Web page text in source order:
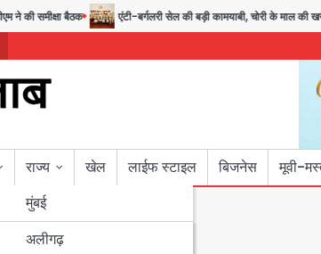
बैठक एंटी-बर्गलरी सेल की बड़ी कामयाबी, चोरी के माल की खरीद-
राज्य
मुंबई
उत्तर प्रदेश
अलीगढ़
खेल लाईफ स्टाइल बिजनेस मूवी-